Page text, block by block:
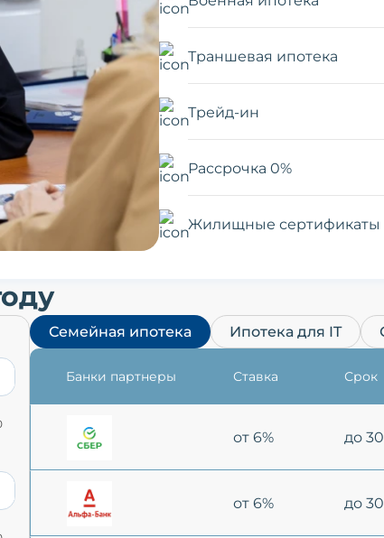
Траншевая ипотека
Трейд-ин
Рассрочка 0%
Жилищные сертификаты
Семейная ипотека Ипотека для IT
Банки партнеры Ставка Срок
от 6% до
от 6% до